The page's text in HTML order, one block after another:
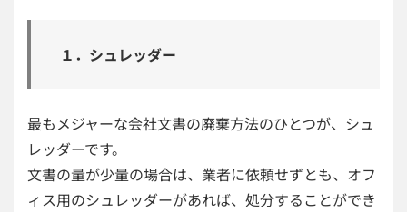
１．シュレッダー
最もメジャーな会社文書の廃棄方法のひとつが、シュ
レッダーです。
文書の量が少量の場合は、業者に依頼せずとも、オフ
ィス用のシュレッダーがあれば、処分することができ